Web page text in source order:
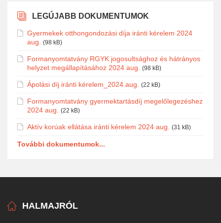
LEGÚJABB DOKUMENTUMOK
Gyermekek otthongondozási díja iránti kérelem 2024
aug.
(98 kB)
Formanyomtatvány RGYK jogosultsághoz és hátrányos
helyzet megállapításához 2024 aug.
(98 kB)
Ápolási díj iránti kérelem_2024 aug. (22 kB)
Formanyomtatvány gyermektartásdíj megelőlegezéshez
2024 aug.
(22 kB)
Aktív korúak ellátása iránti kérelem 2024 aug. (31 kB)
További dokumentumok...
HALMAJRÓL